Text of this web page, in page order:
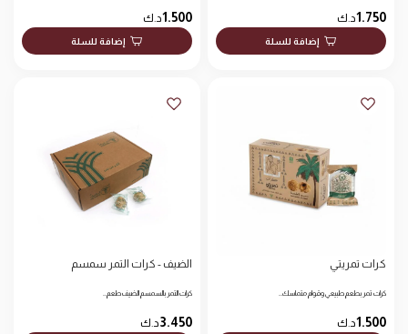
1.750د.ك
إضافة للسلة
1.500د.ك
إضافة للسلة
كرات تمريتي
كرات تمر بطعم طبيعي وقوام متماسك…
1.500د.ك
الضيف - كرات التمر سمسم
كرات التمر بالسمسم الضيف طعم…
3.450د.ك